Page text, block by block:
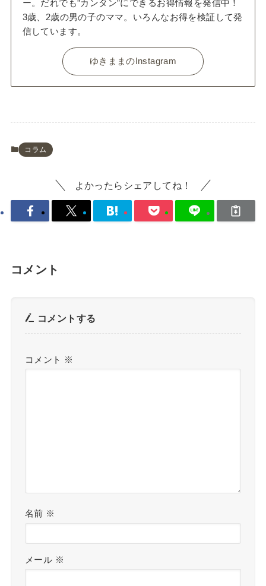
ー。だれでも”カンタン”にできるお得情報を発信中！
3歳、2歳の男の子のママ。いろんなお得を検証して発
信しています。
ゆきままのInstagram
コラム
よかったらシェアしてね！
コメント
コメントする
コメント ※
名前 ※
メール ※